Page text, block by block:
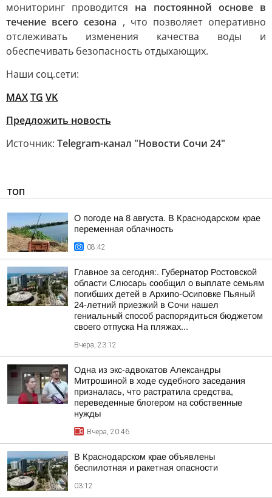
мониторинг проводится на постоянной основе в
течение всего сезона , что позволяет оперативно
отслеживать изменения качества воды и
обеспечивать безопасность отдыхающих.
Наши соц.сети:
MAXTG VK
Предложить новость
Источник: Telegram-канал "Новости Сочи 24"
ТОП
О погоде на 8 августа. В Краснодарском крае
переменная облачность
08:42
Главное за сегодня:. Губернатор Ростовской
области Слюсарь сообщил о выплате семьям
погибших детей в Архипо-Осиповке Пьяный
24-летний приезжий в Сочи нашел
гениальный способ распорядиться бюджетом
своего отпуска На пляжах...
Вчера, 23:12
Одна из экс-адвокатов Александры
Митрошиной в ходе судебного заседания
призналась, что растратила средства,
переведенные блогером на собственные
нужды
Вчера, 20:46
В Краснодарском крае объявлены
беспилотная и ракетная опасности
03:12